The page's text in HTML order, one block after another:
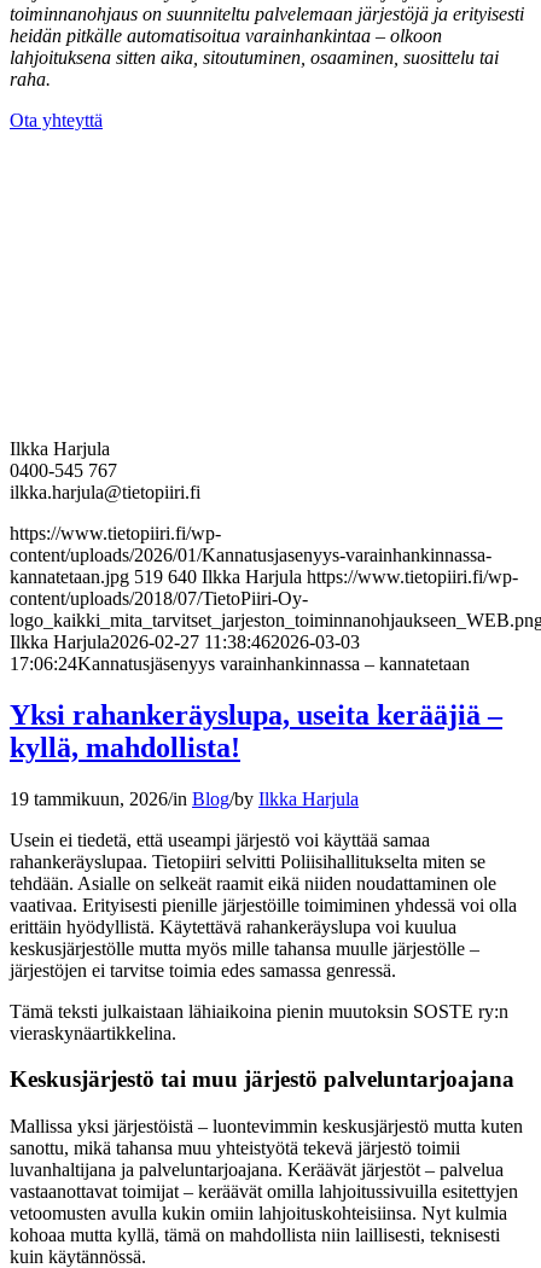
toiminnanohjaus on suunniteltu palvelemaan järjestöjä ja erityisesti
heidän pitkälle automatisoitua varainhankintaa – olkoon
lahjoituksena sitten aika, sitoutuminen, osaaminen, suosittelu tai
raha.
Ota yhteyttä
Ilkka Harjula
0400-545 767
ilkka.harjula@tietopiiri.fi
https://www.tietopiiri.fi/wp-
content/uploads/2026/01/Kannatusjasenyys-varainhankinnassa-
kannatetaan.jpg 519 640 Ilkka Harjula https://www.tietopiiri.fi/wp-
content/uploads/2018/07/TietoPiiri-Oy-
Ilkka Harjula2026-02-27 11:38:462026-03-03
17:06:24Kannatusjäsenyys varainhankinnassa – kannatetaan
Yksi rahankeräyslupa, useita kerääjiä –
kyllä, mahdollista!
19 tammikuun, 2026/in Blog/by Ilkka Harjula
Usein ei tiedetä, että useampi järjestö voi käyttää samaa
rahankeräyslupaa. Tietopiiri selvitti Poliisihallitukselta miten se
tehdään. Asialle on selkeät raamit eikä niiden noudattaminen ole
vaativaa. Erityisesti pienille järjestöille toimiminen yhdessä voi olla
erittäin hyödyllistä. Käytettävä rahankeräyslupa voi kuulua
keskusjärjestölle mutta myös mille tahansa muulle järjestölle –
järjestöjen ei tarvitse toimia edes samassa genressä.
Tämä teksti julkaistaan lähiaikoina pienin muutoksin SOSTE ry:n
vieraskynäartikkelina.
Keskusjärjestö tai muu järjestö palveluntarjoajana
Mallissa yksi järjestöistä – luontevimmin keskusjärjestö mutta kuten
sanottu, mikä tahansa muu yhteistyötä tekevä järjestö toimii
luvanhaltijana ja palveluntarjoajana. Keräävät järjestöt – palvelua
vastaanottavat toimijat – keräävät omilla lahjoitussivuilla esitettyjen
vetoomusten avulla kukin omiin lahjoituskohteisiinsa. Nyt kulmia
kohoaa mutta kyllä, tämä on mahdollista niin laillisesti, teknisesti
kuin käytännössä.